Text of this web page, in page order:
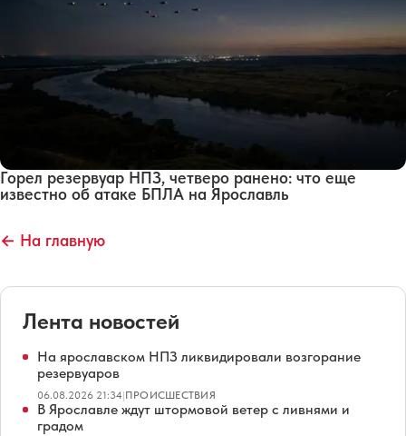
Горел резервуар НПЗ, четверо ранено: что еще
известно об атаке БПЛА на Ярославль
← На главную
Лента новостей
На ярославском НПЗ ликвидировали возгорание
резервуаров
06.08.2026 21:34|ПРОИСШЕСТВИЯ
В Ярославле ждут штормовой ветер с ливнями и
градом